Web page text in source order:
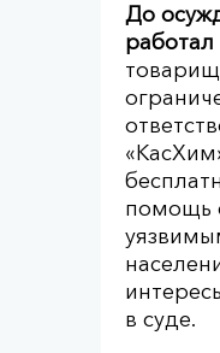
До
помощь
в суде.